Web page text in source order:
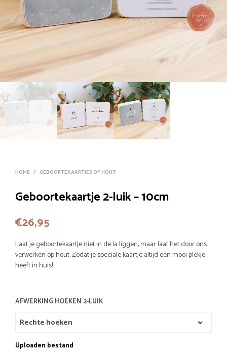
HOME / GEBOORTEKAARTJES OP HOUT
Geboortekaartje 2-luik – 10cm
€26,95
Laat je geboortekaartje niet in de la liggen, maar laat het door ons
verwerken op hout. Zodat je speciale kaartje altijd een mooi plekje
heeft in huis!
AFWERKING HOEKEN 2-LUIK
Uploaden bestand